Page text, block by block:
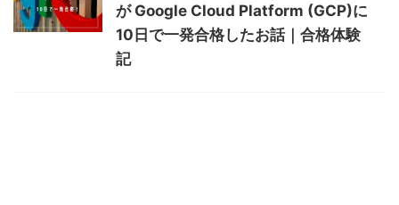
が Google Cloud Platform (GCP)に
10日で一発合格したお話｜合格体験
記